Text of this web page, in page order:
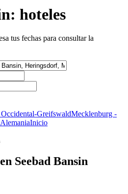
hoteles
tus fechas para consultar la
GreifswaldMecklenburg -
AlemaniaInicio
Seebad Bansin